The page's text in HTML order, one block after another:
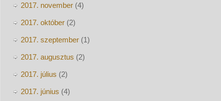
2017. november(4)
2017. október(2)
2017. szeptember(1)
2017. augusztus (2)
2017. július (2)
2017. június (4)